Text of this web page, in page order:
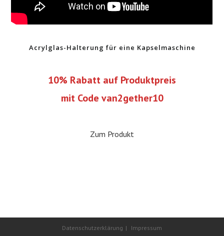
Acrylglas-Halterung für eine Kapselmaschine
10% Rabatt auf Produktpreis
mit Code van2gether10
Zum Produkt
Datenschutzerklärung Impressum